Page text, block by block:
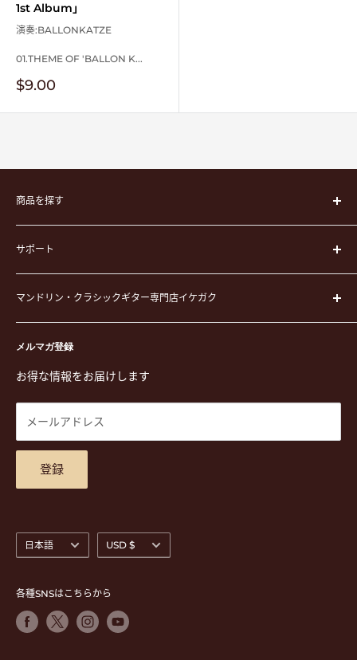
1st Album」
演奏:BALLONKATZE
01.THEME OF 'BALLON K...
販
価
$9.00
商品を探す
楽器
楽器ケース
弦
ピック
演奏用品
ステーショナリー&アクセサリー
楽譜
DVD
チケット
楽器レンタル
サポート
運営会社
イケガクについて
お買い物ガイド
特定商取引法に基づく表示
プライバシーポリシー
商品検索
お問合せ
アクセスマップ
メルマガ登録
お得な情報をお届けします
メールアドレス
登録
マンドリン・クラシックギター専門店イケガク
〒171-0021 東京都豊島区西池袋3-23-5 芦沢ビル2F
TEL. 03-5952-1391 / FAX. 03-5952-1392
営業時間 月-水,金,土 11:00-19:00 / 日,祝 11:00-18:00 (木曜定
休)
語
日本語
貨
USD $
各種SNSはこちらから